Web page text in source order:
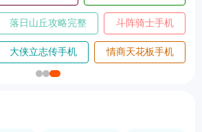
版
版
落日山丘攻略完整
版
斗阵骑士手机
版
大侠立志传手机
版
情商天花板手机